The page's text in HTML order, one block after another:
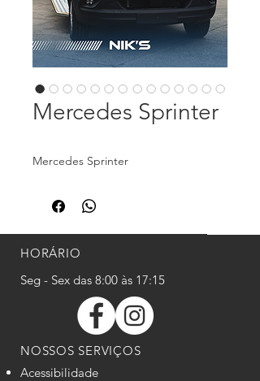
Mercedes Sprinter
Mercedes Sprinter
HORÁRIO
Seg - Sex das 8:00 às 17:15
NOSSOS SERVIÇOS
Acessibilidade